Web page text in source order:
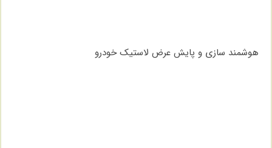
هوشمند سازی و پایش عرض لاستیک خودرو